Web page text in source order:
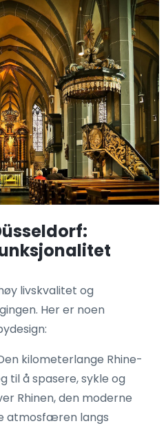
livskvalitet og
Her er noen
kilometerlange Rhine-
til å spasere, sykle og
Rhinen, den moderne
atmosfæren langs